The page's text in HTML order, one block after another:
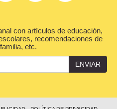
con artículos de educación,
recomendaciones de
etc.
ENVIAR